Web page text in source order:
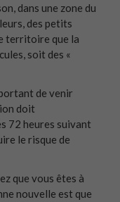
dans une zone du
des petits
territoire que la
soit des «
de venir
doit
72 heures suivant
le risque de
que vous êtes à
nouvelle est que